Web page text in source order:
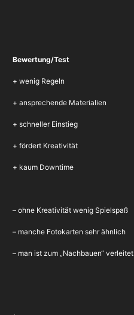
Bewertung/Test
+ wenig Regeln
+ ansprechende Materialien
+ schneller Einstieg
+ fördert Kreativität
+ kaum Downtime
– ohne Kreativität wenig Spielspaß
– manche Fotokarten sehr ähnlich
– man ist zum „Nachbauen“ verleitet